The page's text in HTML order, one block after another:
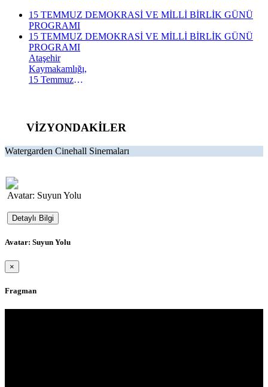
kapsamında çocuklar hem yeni beceriler kazanacak hem de
keyifli bir yaz dönemi geçirecek.
15 TEMMUZ DEMOKRASİ VE MİLLİ BİRLİK GÜNÜ
PROGRAMI
15 TEMMUZ DEMOKRASİ VE MİLLİ BİRLİK GÜNÜ
PROGRAMI
Ataşehir
Kaymakamlığı,
15 Temmuz
kapsamında
düzenlenecek
anma
programının
Bizim"
gerçekleştirilecek
17 Temmuz
VİZYONDAKİLER
Watergarden Cinehall Sinemaları
Avatar: Suyun Yolu
Detaylı Bilgi
Avatar: Suyun Yolu
×
Fragman